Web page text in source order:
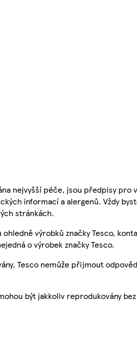
nejvyšší péče, jsou předpisy pro
informací a alergenů. Vždy
stránkách.
výrobků značky Tesco,
o výrobek značky Tesco.
Tesco nemůže přijmout
být jakkoliv reprodukovány